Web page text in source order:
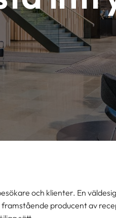
och klienter. En
producent av